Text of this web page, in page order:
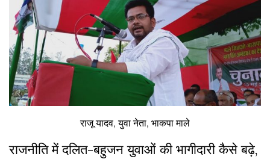
राजू यादव, युवा नेता, भाकपा माले
राजनीति में दलित-बहुजन युवाओं की भागीदारी कैसे बढ़े,